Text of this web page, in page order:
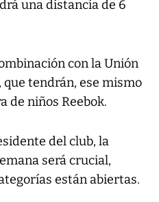
una distancia de 6
con la Unión
tendrán, ese mismo
de niños Reebok.
del club, la
será crucial,
están abiertas.